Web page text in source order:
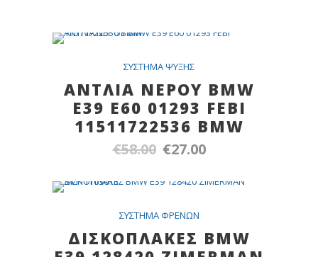
ΣYΣTHMA ΨYΞHΣ
ΑΝΤΛΙΑ ΝΕΡΟΥ BMW
E39 E60 01293 FEBI
11511722536 BMW
€58.00 Original
was:
€27.00Η
τιμή
ΣYΣTHMA ΦPENΩN
ΔΙΣΚΟΠΛΑΚΕΣ BMW